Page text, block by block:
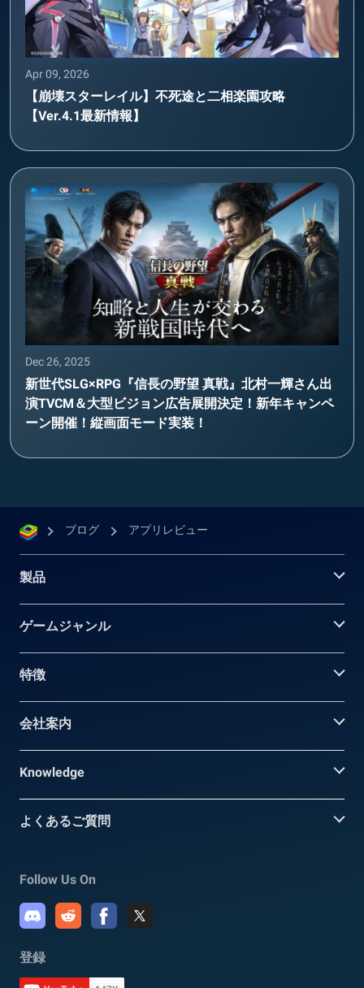
Apr 09, 2026
【崩壊スターレイル】不死途と二相楽園攻略
【Ver.4.1最新情報】
Dec 26, 2025
新世代SLG×RPG『信長の野望 真戦』北村一輝さん出
演TVCM＆大型ビジョン広告展開決定！新年キャンペ
ーン開催！縦画面モード実装！
ブログ アプリレビュー
製品
ゲームジャンル
特徴
会社案内
Knowledge
よくあるご質問
Follow Us On
登録